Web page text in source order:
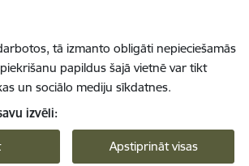
tā izmanto obligāti nepieciešamās
papildus šajā vietnē var tikt
un sociālo mediju sīkdatnes.
izvēli:
Apstiprināt visas